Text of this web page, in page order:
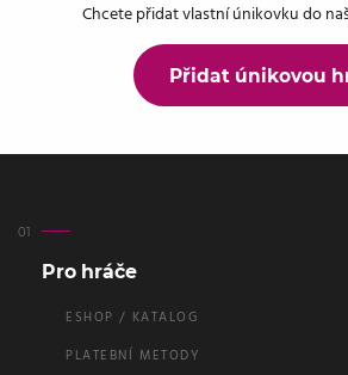
Chcete přidat vlastní únikovku do
Přidat únikovou
Pro hráče
ESHOP / KATALOG
PLATEBNÍ METODY